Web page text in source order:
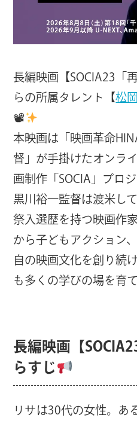
長編映画【SOCIA23「
らの所属タレント【松
📽
本映画は「映画革命
督」が手掛けたオンラ
画制作「SOCIA」プロ
黒川裕一監督は渡米し
祭入選歴を持つ映画作
から子どもアクション
自の映画文化を創り続
も多くの学びの場を育
長編映画【
らすじ
リサは30代の女性。あ